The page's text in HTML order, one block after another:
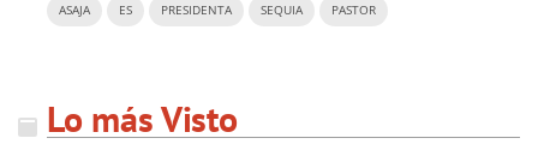
ASAJA ES PRESIDENTA SEQUIA PASTOR
Lo más Visto